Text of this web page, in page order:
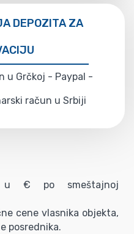
DEPOZITA ZA
u Grčkoj - Paypal -
račun u Srbiji
u € po smeštajnoj
cene vlasnika objekta,
posrednika.